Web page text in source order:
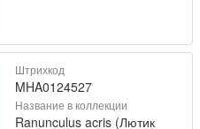
Штрихкод
MHA0124527
Название в коллекции
Ranunculus acris (Лютик